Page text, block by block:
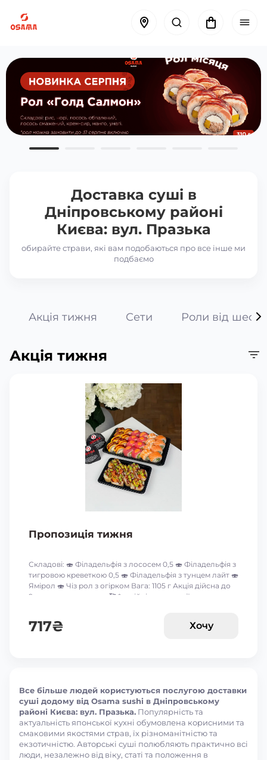
Доставка суші в
Дніпровському районі
Києва: вул. Празька
обирайте страви, які вам подобаються про все інше ми
подбаємо
Акція тижня Сети Роли від шефа
Акція тижня
Пропозиція тижня
Складові: 🍣 Філадельфія з лососем 0,5 🍣 Філадельфія з
тигровою креветкою 0,5 🍣 Філадельфія з тунцем лайт 🍣
Ямірол 🍣 Чіз рол з огірком Вага: 1105 г Акція дійсна до
9-го серпня включно 🥰 *акційні пропозиції та знижки
717₴ Хочу
Все більше людей користуються послугою доставки
суші додому від Osama sushi в Дніпровському
районі Києва: вул. Празька. Популярність та
актуальність японської кухні обумовлена корисними та
смаковими якостями страв, їх різноманітністю та
екзотичністю. Авторські суші полюбляють практично всі
люди, незалежно від віку, статі та положення в